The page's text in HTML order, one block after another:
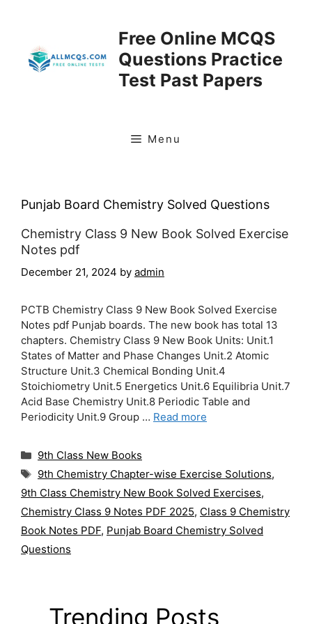
Free Online MCQS
Questions Practice
Test Past Papers
Menu
Punjab Board Chemistry Solved Questions
Chemistry Class 9 New Book Solved Exercise
Notes pdf
December 21, 2024 by admin
PCTB Chemistry Class 9 New Book Solved Exercise
Notes pdf Punjab boards. The new book has total 13
chapters. Chemistry Class 9 New Book Units: Unit.1
States of Matter and Phase Changes Unit.2 Atomic
Structure Unit.3 Chemical Bonding Unit.4
Stoichiometry Unit.5 Energetics Unit.6 Equilibria Unit.7
Acid Base Chemistry Unit.8 Periodic Table and
Periodicity Unit.9 Group … Read more
Categories
9th Class New Books
Tags
9th Chemistry Chapter-wise Exercise Solutions,
9th Class Chemistry New Book Solved Exercises,
Chemistry Class 9 Notes PDF 2025, Class 9 Chemistry
Book Notes PDF, Punjab Board Chemistry Solved
Questions
Trending Posts